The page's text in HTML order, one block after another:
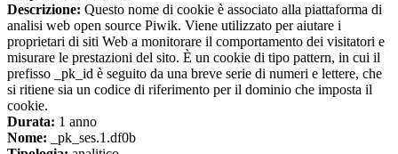
Descrizione: Questo nome di cookie è associato alla piattaforma di
analisi web open source Piwik. Viene utilizzato per aiutare i
proprietari di siti Web a monitorare il comportamento dei visitatori e
misurare le prestazioni del sito. È un cookie di tipo pattern, in cui il
prefisso _pk_id è seguito da una breve serie di numeri e lettere, che
si ritiene sia un codice di riferimento per il dominio che imposta il
cookie.
Durata: 1 anno
Nome: _pk_ses.1.df0b